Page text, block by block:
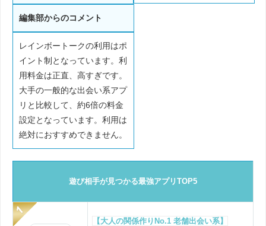
編集部からのコメント
レインボートークの利用はポ
イント制となっています。利
用料金は正直、高すぎです。
大手の一般的な出会い系アプ
リと比較して、約6倍の料金
設定となっています。利用は
絶対におすすめできません。
遊び相手が見つかる最強アプリTOP5
【大人の関係作りNo.1 老舗出会い系】